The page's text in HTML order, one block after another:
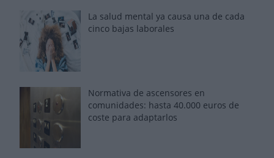
La salud mental ya causa una de cada
cinco bajas laborales
Normativa de ascensores en
comunidades: hasta 40.000 euros de
coste para adaptarlos